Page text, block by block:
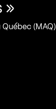
»
(MAQ)